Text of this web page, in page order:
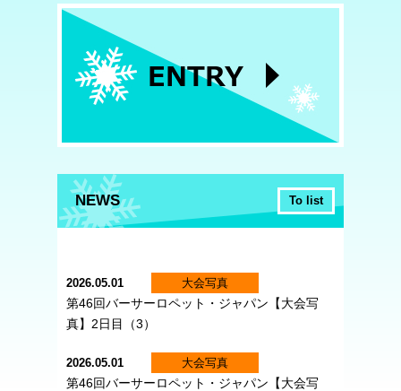
NEWS To list
2026.05.01 大会写真
第46回バーサーロペット・ジャパン【大会写
真】2日目（3）
2026.05.01 大会写真
第46回バーサーロペット・ジャパン【大会写